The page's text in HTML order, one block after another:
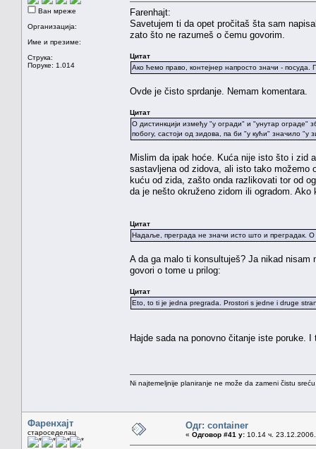
Ван мреже
Организација:
Име и презиме:
Струка:
Поруке: 1.014
Farenhajt:
Savetujem ti da opet pročitaš šta sam
zato što ne razumeš o čemu govorim.
Цитат
Ако ћемо право, контејнер напросто значи - посуда.
Ovde je čisto sprdanje. Nemam komentara.
Цитат
О дистинкцији између "у огради" и "унутар ограде"
побогу, састоји од зидова, па би "у кући" значило
Mislim da ipak hoće. Kuća nije isto što i zid
sastavljena od zidova, ali isto tako možemo
kuću od zida, zašto onda razlikovati tor od
da je nešto okruženo zidom ili ogradom.
Цитат
Надаље, преграда не значи исто што и преградак. О
A da ga malo ti konsultuješ? Ja nikad nisam
govori o tome u prilog:
Цитат
Eto, to ti je jedna pregrada. Prostori s jedne i druge
Hajde sada na ponovno čitanje iste poruke.
Ni najtemeljnije planiranje ne može da zameni čistu
Фаренхајт
староседелац
Одг: container
« Одговор #41 у: 10.14 ч.